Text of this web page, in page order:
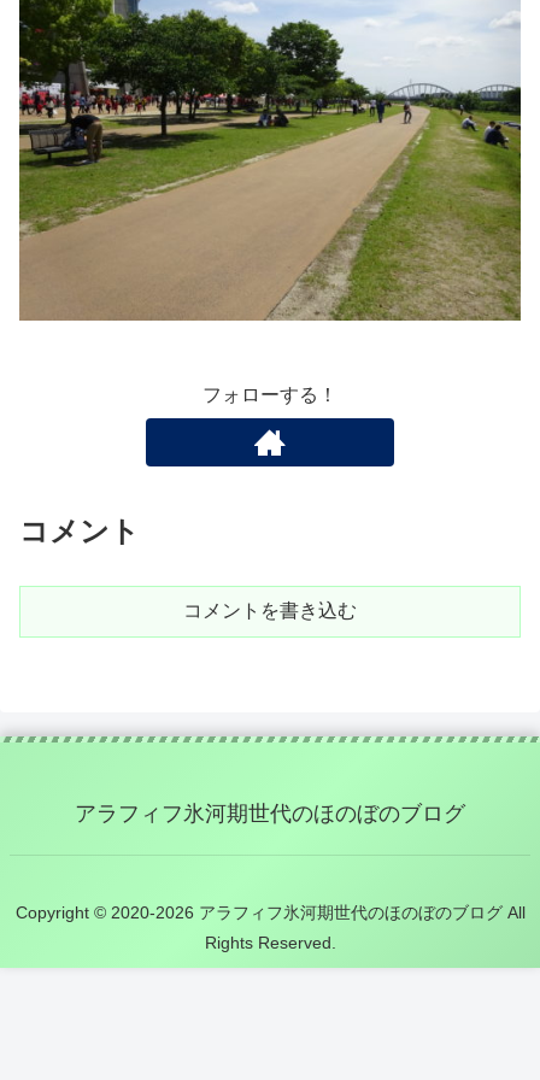
フォローする！
コメント
コメントを書き込む
アラフィフ氷河期世代のほのぼのブログ
Copyright © 2020-2026 アラフィフ氷河期世代のほのぼのブログ All
Rights Reserved.